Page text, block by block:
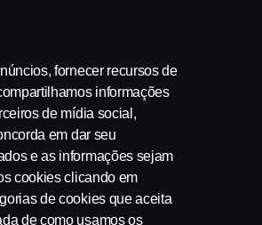
Tabela de emissões
fornecer recursos de
informações
de mídia social,
em dar seu
e as informações sejam
cookies clicando em
de cookies que aceita
de como usamos os